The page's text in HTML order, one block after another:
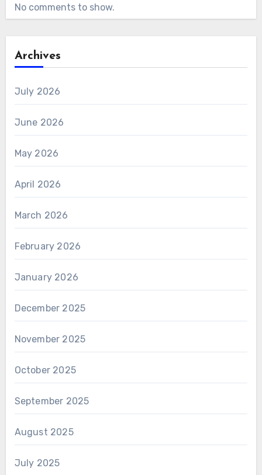
No comments to show.
Archives
July 2026
June 2026
May 2026
April 2026
March 2026
February 2026
January 2026
December 2025
November 2025
October 2025
September 2025
August 2025
July 2025